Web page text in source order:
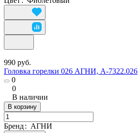
990 руб.
Головка горелки 026 АГНИ, А-7322.026
0
0
В наличии
В корзину
Бренд: АГНИ